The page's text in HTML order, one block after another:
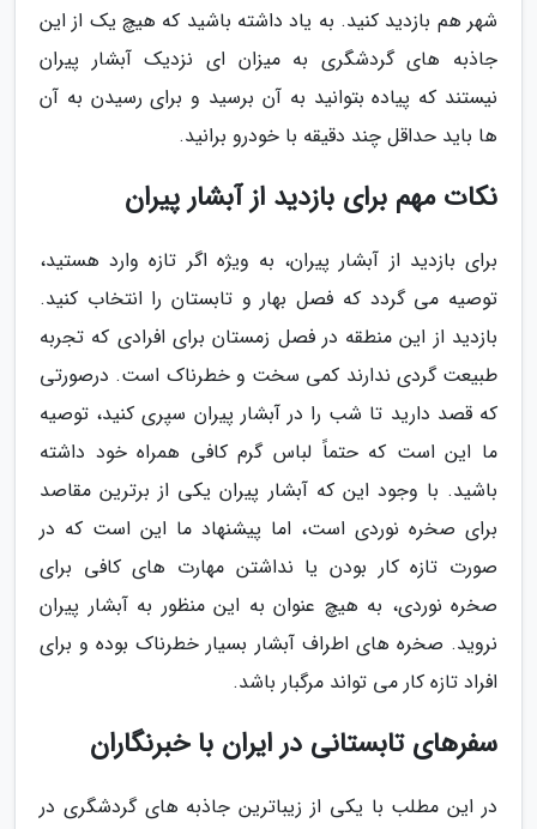
شهر هم بازدید کنید. به یاد داشته باشید که هیچ یک از این
جاذبه های گردشگری به میزان ای نزدیک آبشار پیران
نیستند که پیاده بتوانید به آن برسید و برای رسیدن به آن
ها باید حداقل چند دقیقه با خودرو برانید.
نکات مهم برای بازدید از آبشار پیران
برای بازدید از آبشار پیران، به ویژه اگر تازه وارد هستید،
توصیه می گردد که فصل بهار و تابستان را انتخاب کنید.
بازدید از این منطقه در فصل زمستان برای افرادی که تجربه
طبیعت گردی ندارند کمی سخت و خطرناک است. درصورتی
که قصد دارید تا شب را در آبشار پیران سپری کنید، توصیه
ما این است که حتماً لباس گرم کافی همراه خود داشته
باشید. با وجود این که آبشار پیران یکی از برترین مقاصد
برای صخره نوردی است، اما پیشنهاد ما این است که در
صورت تازه کار بودن یا نداشتن مهارت های کافی برای
صخره نوردی، به هیچ عنوان به این منظور به آبشار پیران
نروید. صخره های اطراف آبشار بسیار خطرناک بوده و برای
افراد تازه کار می تواند مرگبار باشد.
سفرهای تابستانی در ایران با خبرنگاران
در این مطلب با یکی از زیباترین جاذبه های گردشگری در